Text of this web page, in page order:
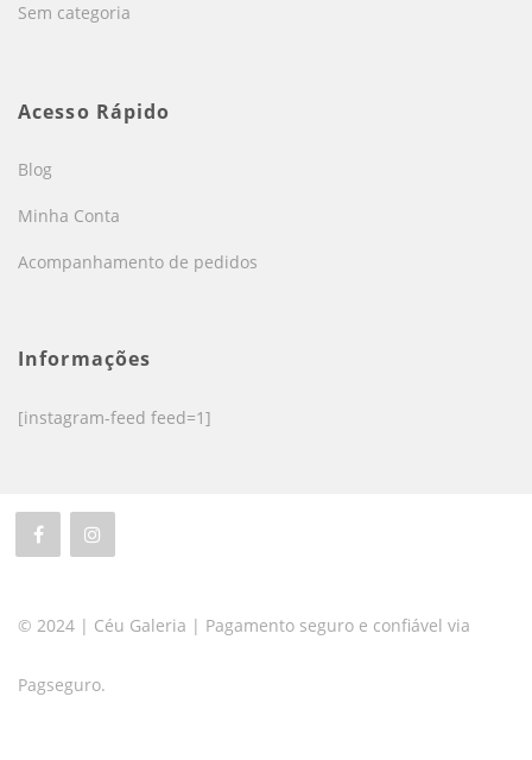
Sem categoria
Acesso Rápido
Blog
Minha Conta
Acompanhamento de pedidos
Informações
[instagram-feed feed=1]
© 2024 | Céu Galeria | Pagamento seguro e confiável via
Pagseguro.